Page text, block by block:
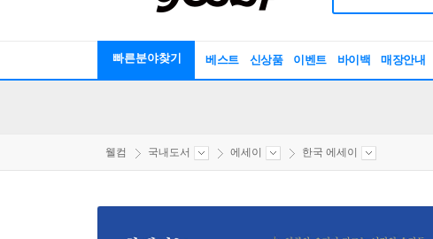
빠른분야찾기 베스트 신상품 이벤트 바이백 매장안내
웰컴 국내도서 에세이 한국 에세이